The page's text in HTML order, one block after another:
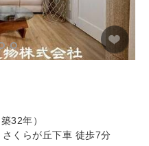
32年）
くらが丘下車 徒歩7分